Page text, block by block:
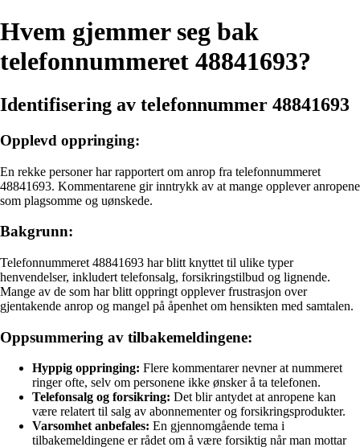
Hvem gjemmer seg bak
telefonnummeret 48841693?
Identifisering av telefonnummer 48841693
Opplevd oppringing:
En rekke personer har rapportert om anrop fra telefonnummeret
48841693. Kommentarene gir inntrykk av at mange opplever anropene
som plagsomme og uønskede.
Bakgrunn:
Telefonnummeret 48841693 har blitt knyttet til ulike typer
henvendelser, inkludert telefonsalg, forsikringstilbud og lignende.
Mange av de som har blitt oppringt opplever frustrasjon over
gjentakende anrop og mangel på åpenhet om hensikten med samtalen.
Oppsummering av tilbakemeldingene:
Hyppig oppringing: Flere kommentarer nevner at nummeret
ringer ofte, selv om personene ikke ønsker å ta telefonen.
Telefonsalg og forsikring: Det blir antydet at anropene kan
være relatert til salg av abonnementer og forsikringsprodukter.
Varsomhet anbefales: En gjennomgående tema i
tilbakemeldingene er rådet om å være forsiktig når man mottar